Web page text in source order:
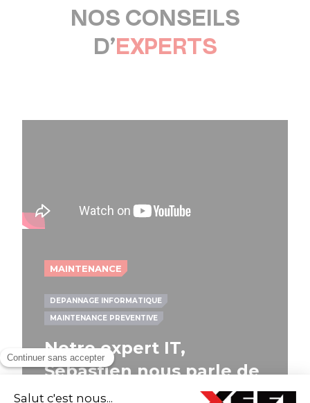
NOS CONSEILS
D’EXPERTS
MAINTENANCE
DEPANNAGE INFORMATIQUE
MAINTENANCE PREVENTIVE
Notre expert IT,
Sébastien nous parle de
nos solutions de